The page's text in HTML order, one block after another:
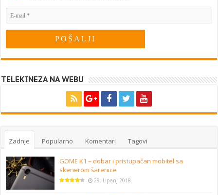
TELEKINEZA NA WEBU
Zadnje Popularno Komentari Tagovi
GOME K1 – dobar i pristupačan mobitel sa
skenerom šarenice
29. Lipanj 2018